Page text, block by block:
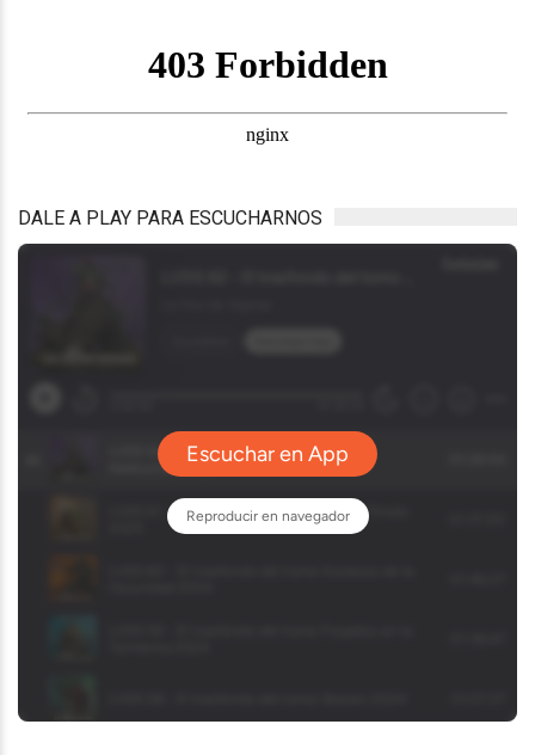
DALE A PLAY PARA ESCUCHARNOS